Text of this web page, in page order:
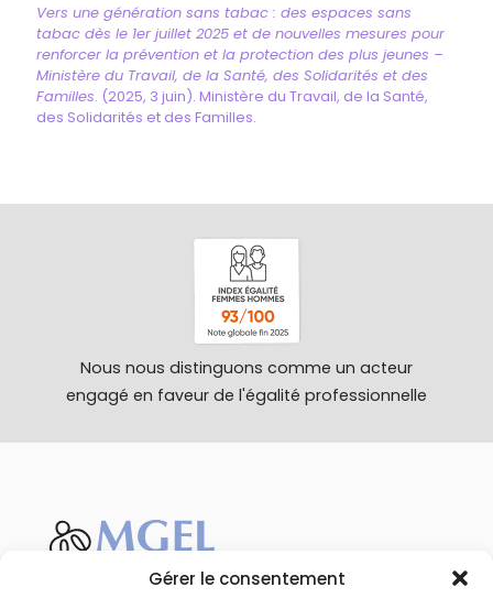
Gérer le consentement
Vers une génération sans tabac : des espaces sans
tabac dès le 1er juillet 2025 et de nouvelles mesures pour
renforcer la prévention et la protection des plus jeunes –
Ministère du Travail, de la Santé, des Solidarités et des
Familles. (2025, 3 juin). Ministère du Travail, de la Santé,
des Solidarités et des Familles.
Nous nous distinguons comme un acteur
engagé en faveur de l'égalité professionnelle
Favoriser la santé et le bien-être des jeunes